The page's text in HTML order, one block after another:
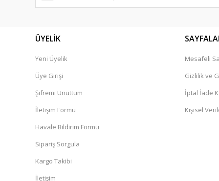
Bu ürüne benzer farklı alternatifler olmalı.
ÜYELİK
Yeni Üyelik
Üye Girişi
Şifremi Unuttum
İletişim Formu
Havale Bildirim Formu
Sipariş Sorgula
Kargo Takibi
İletişim
Mesafeli
Gizlilik ve
İptal İade
Kişisel